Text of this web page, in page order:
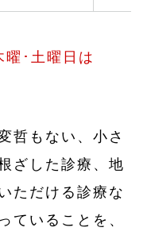
･土曜日は
哲もない、小さ
ざした診療、地
ただける診療な
ていることを、